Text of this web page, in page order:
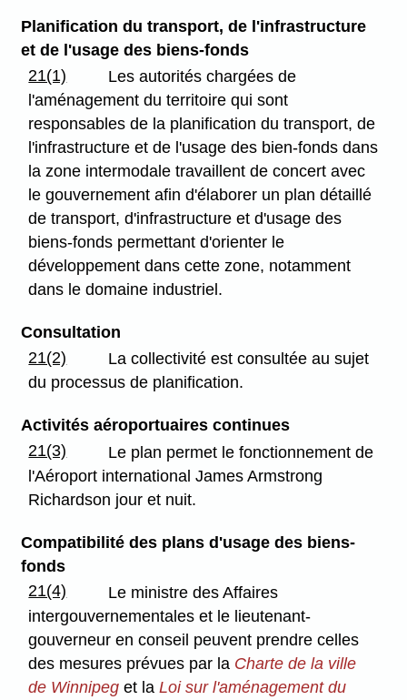
Planification du transport, de l'infrastructure
et de l'usage des biens-fonds
21(1)
Les autorités chargées de
l'aménagement du territoire qui sont
responsables de la planification du transport, de
l'infrastructure et de l'usage des bien-fonds dans
la zone intermodale travaillent de concert avec
le gouvernement afin d'élaborer un plan détaillé
de transport, d'infrastructure et d'usage des
biens-fonds permettant d'orienter le
développement dans cette zone, notamment
dans le domaine industriel.
Consultation
21(2)
La collectivité est consultée au sujet
du processus de planification.
Activités aéroportuaires continues
21(3)
Le plan permet le fonctionnement de
l'Aéroport international James Armstrong
Richardson jour et nuit.
Compatibilité des plans d'usage des biens-
fonds
21(4)
Le ministre des Affaires
intergouvernementales et le lieutenant-
gouverneur en conseil peuvent prendre celles
des mesures prévues par la Charte de la ville
de Winnipeg et laLoi sur l'aménagement du